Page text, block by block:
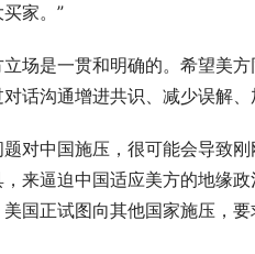
家。”
场是一贯和明确的。希望美
话沟通增进共识、减少误解
对中国施压，很可能会导致
来逼迫中国适应美方的地缘
国正试图向其他国家施压，